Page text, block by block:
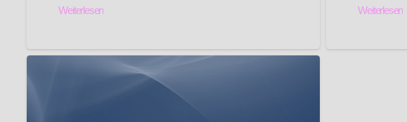
Weiterlesen
Weiterlesen